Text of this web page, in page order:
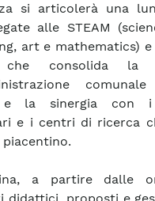
si articolerà una
alle STEAM
art e mathematics)
che consolida la
e la sinergia con
e i centri di ricerca
a partire dalle